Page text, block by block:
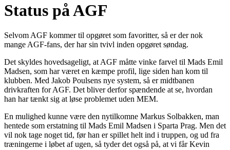
Status på AGF
Selvom AGF kommer til opgøret som favoritter, så er der nok
mange AGF-fans, der har sin tvivl inden opgøret søndag.
Det skyldes hovedsageligt, at AGF måtte vinke farvel til Mads Emil
Madsen, som har været en kæmpe profil, lige siden han kom til
klubben. Med Jakob Poulsens nye system, så er midtbanen
drivkraften for AGF. Det bliver derfor spændende at se, hvordan
han har tænkt sig at løse problemet uden MEM.
En mulighed kunne være den nytilkomne Markus Solbakken, man
hentede som erstatning til Mads Emil Madsen i Sparta Prag. Men det
vil nok tage noget tid, før han er spillet helt ind i truppen, og ud fra
træningerne i løbet af ugen, så tyder det også på, at vi får Kevin